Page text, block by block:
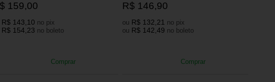
159,00
R$ 143,10
no pix
R$ 154,23 no boleto
Comprar
R$ 146,90
ou R$ 132,21
no pix
ou R$ 142,49 no boleto
Comprar